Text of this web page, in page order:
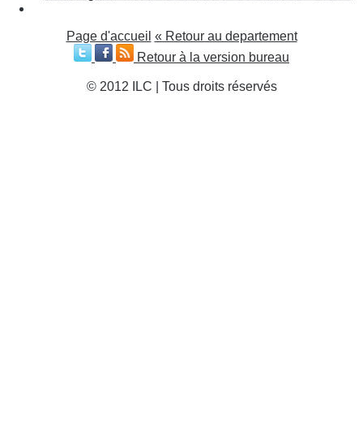
Page d'accueil « Retour au departement
Retour à la version bureau
© 2012 ILC | Tous droits réservés